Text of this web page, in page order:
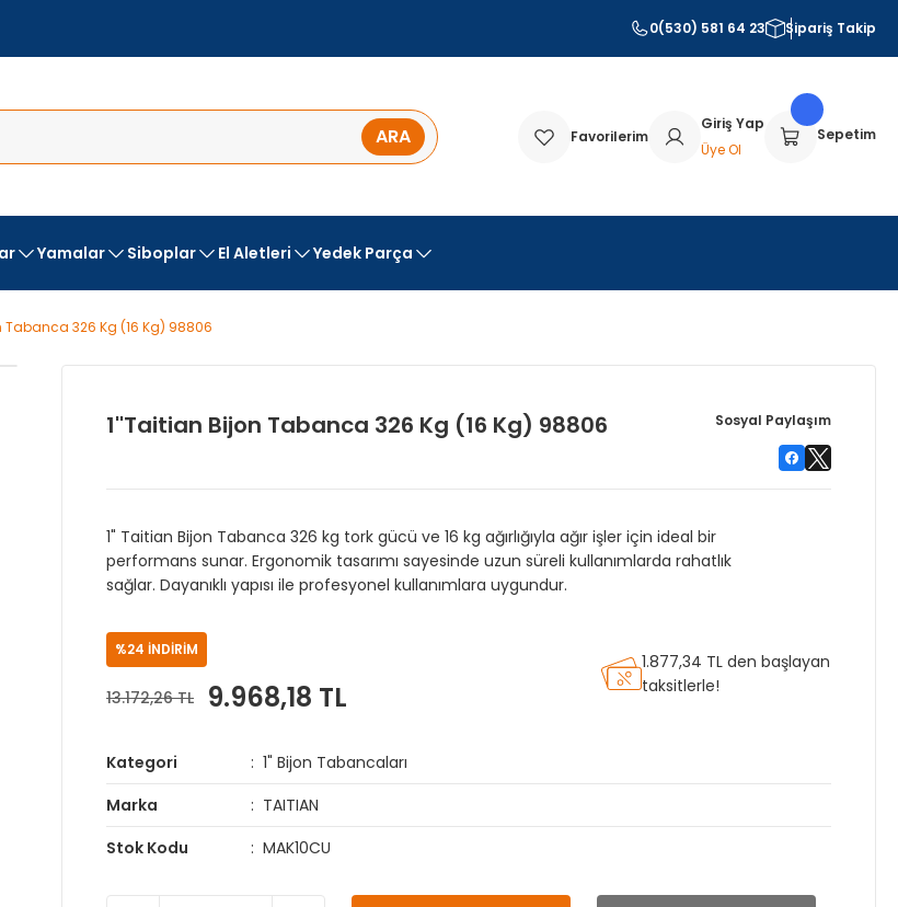
0(530) 581 64 23 Sipariş Takip
ARA Favorilerim
Giriş Yap
Üye Ol
Sepetim
Yamalar Siboplar El Aletleri Yedek Parça
Tabanca 326 Kg (16 Kg) 98806
1''Taitian Bijon Tabanca 326 Kg (16 Kg) 98806 Sosyal Paylaşım
1" Taitian Bijon Tabanca 326 kg tork gücü ve 16 kg ağırlığıyla ağır işler için ideal bir
performans sunar. Ergonomik tasarımı sayesinde uzun süreli kullanımlarda rahatlık
sağlar. Dayanıklı yapısı ile profesyonel kullanımlara uygundur.
%24 İNDİRİM
13.172,26 TL 9.968,18 TL
1.877,34 TL den başlayan
taksitlerle!
Kategori
1" Bijon Tabancaları
Marka
TAITIAN
Stok Kodu
MAK10CU